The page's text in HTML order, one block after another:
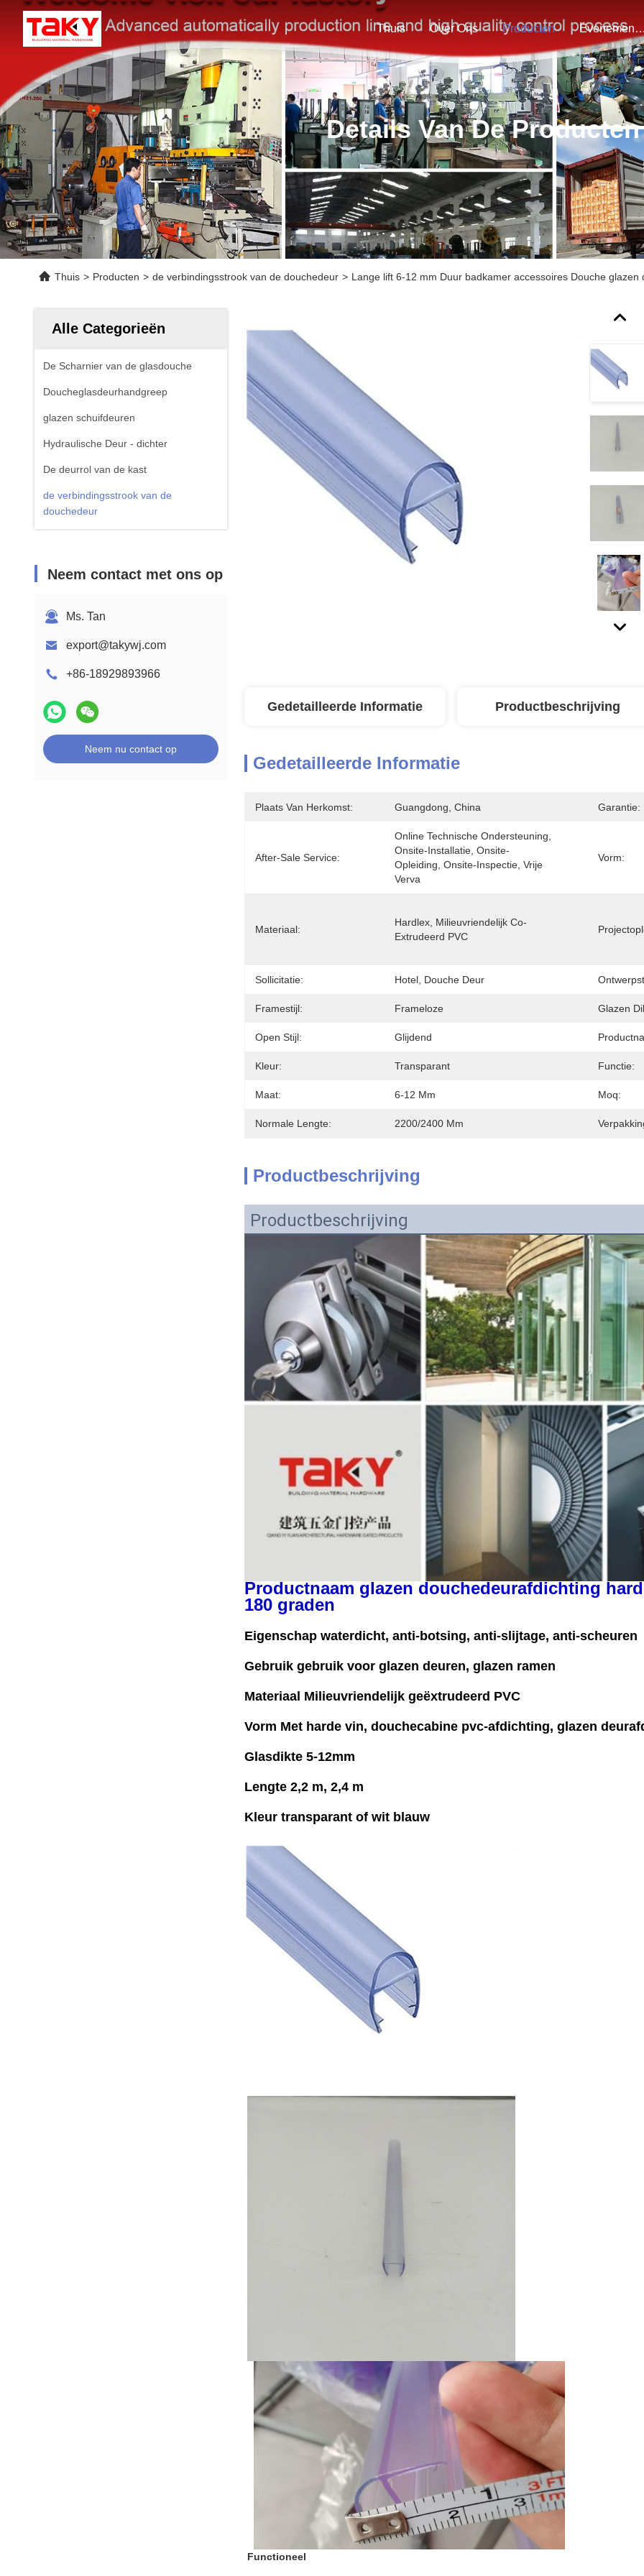
Thuis Over Ons Producten Evenementen
Details Van De Producten
Thuis > Producten > de verbindingsstrook van de douchedeur > Lange lift 6-12 mm Duur badkamer accessoires Douche
Alle Categorieën
De Scharnier van de glasdouche
Doucheglasdeurhandgreep
glazen schuifdeuren
Hydraulische Deur - dichter
De deurrol van de kast
de verbindingsstrook van de
douchedeur
Neem contact met ons op
Ms. Tan
export@takywj.com
+86-18929893966
Neem nu contact op
Gedetailleerde Informatie Productbeschrijving
Gedetailleerde Informatie
Plaats Van Herkomst: Guangdong, China Garantie:
After-Sale Service:
Online Technische Ondersteuning,
Onsite-Installatie, Onsite-
Opleiding, Onsite-Inspectie, Vrije
Verva
Vorm:
Materiaal:
Hardlex, Milieuvriendelijk Co-
Extrudeerd PVC
Sollicitatie: Hotel, Douche Deur
Framestijl: Frameloze Glazen
Open Stijl: Glijdend
Kleur: Transparant Functie:
Maat: 6-12 Mm Moq:
Normale Lengte: 2200/2400 Mm
Productbeschrijving
Productbeschrijving
Productnaam glazen douchedeurafdichting
180 graden
Eigenschap waterdicht, anti-botsing, anti-slijtage, anti-scheuren
Gebruik gebruik voor glazen deuren, glazen ramen
Materiaal Milieuvriendelijk geëxtrudeerd PVC
Vorm Met harde vin, douchecabine pvc-afdichting, glazen
Glasdikte 5-12mm
Lengte 2,2 m, 2,4 m
Kleur transparant of wit blauw
Functioneel